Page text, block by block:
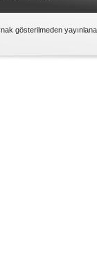
gösterilmeden